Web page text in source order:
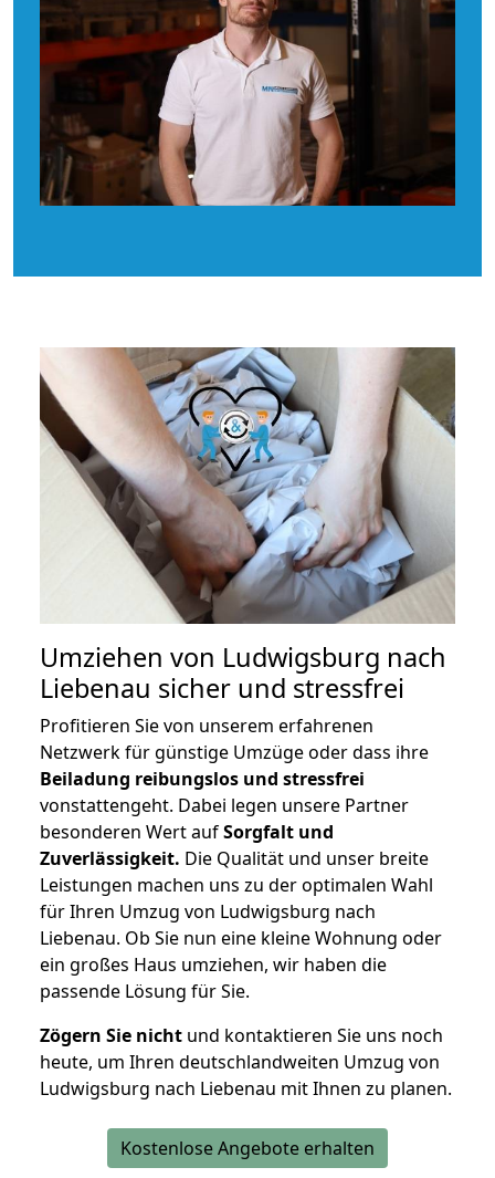
Umziehen von Ludwigsburg nach
Liebenau sicher und stressfrei
Profitieren Sie von unserem erfahrenen
Netzwerk für günstige Umzüge oder dass ihre
Beiladung reibungslos und stressfrei
vonstattengeht. Dabei legen unsere Partner
besonderen Wert aufSorgfalt und
Zuverlässigkeit. Die Qualität und unser breite
Leistungen machen uns zu der optimalen Wahl
für Ihren Umzug von Ludwigsburg nach
Liebenau. Ob Sie nun eine kleine Wohnung oder
ein großes Haus umziehen, wir haben die
passende Lösung für Sie.
Zögern Sie nicht und kontaktieren Sie uns noch
heute, um Ihren deutschlandweiten Umzug von
Ludwigsburg nach Liebenau mit Ihnen zu planen.
Kostenlose Angebote erhalten